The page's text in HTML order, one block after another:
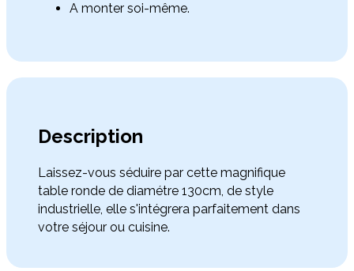
A monter soi-même.
Description
Laissez-vous séduire par cette magnifique
table ronde de diamétre 130cm, de style
industrielle, elle s'intégrera parfaitement dans
votre séjour ou cuisine.